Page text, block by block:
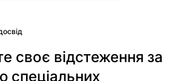
своє відстеження за
спеціальних